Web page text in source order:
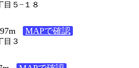
目５−１８
MAPで確認
目３